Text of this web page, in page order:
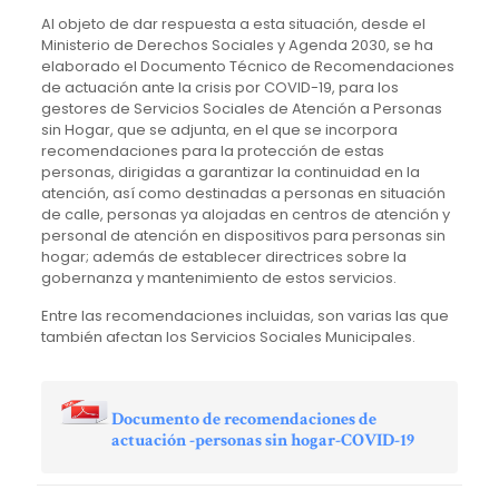
Al objeto de dar respuesta a esta situación, desde el
Ministerio de Derechos Sociales y Agenda 2030, se ha
elaborado el Documento Técnico de Recomendaciones
de actuación ante la crisis por COVID-19, para los
gestores de Servicios Sociales de Atención a Personas
sin Hogar, que se adjunta, en el que se incorpora
recomendaciones para la protección de estas
personas, dirigidas a garantizar la continuidad en la
atención, así como destinadas a personas en situación
de calle, personas ya alojadas en centros de atención y
personal de atención en dispositivos para personas sin
hogar; además de establecer directrices sobre la
gobernanza y mantenimiento de estos servicios.
Entre las recomendaciones incluidas, son varias las que
también afectan los Servicios Sociales Municipales.
Documento de recomendaciones de
actuación -personas sin hogar-COVID-19